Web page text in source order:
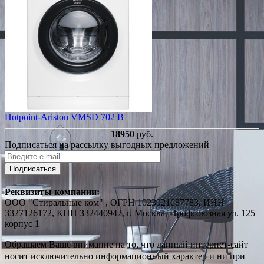
Hotpoint-Ariston VMSD 702 B
18950 руб.
Подписаться на рассылку выгодных предложений
Подписаться
Реквизиты компании:
ООО "Стиральные ком" , ОГРН 1023921687783, ИНН
3327126172, КПП 332440942, г. Москва, Профсоюзная ул. 125
корпус 1
Обращаем Ваше внимание на то, что данный интернет-сайт
носит исключительно информационный характер и ни при